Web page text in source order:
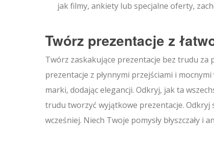
jak filmy, ankiety lub specjalne oferty,
Twórz prezentacje z
Twórz zaskakujące prezentacje bez trudu za
prezentacje z płynnymi przejściami i
marki, dodając elegancji. Odkryj, jak ta
trudu tworzyć wyjątkowe prezentacje.
wcześniej. Niech Twoje pomysły błyszczały